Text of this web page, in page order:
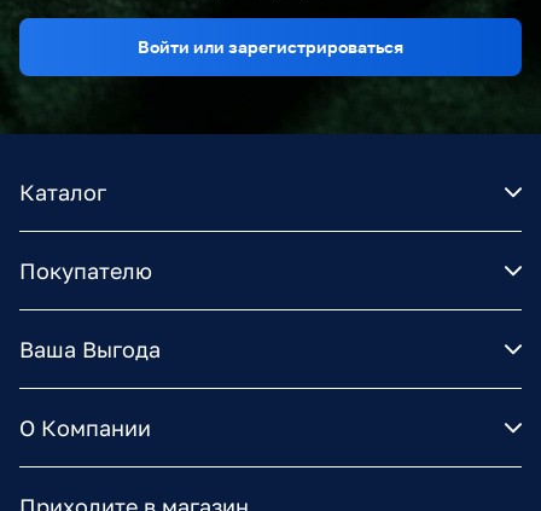
Войти или зарегистрироваться
Каталог
Покупателю
Ваша Выгода
О Компании